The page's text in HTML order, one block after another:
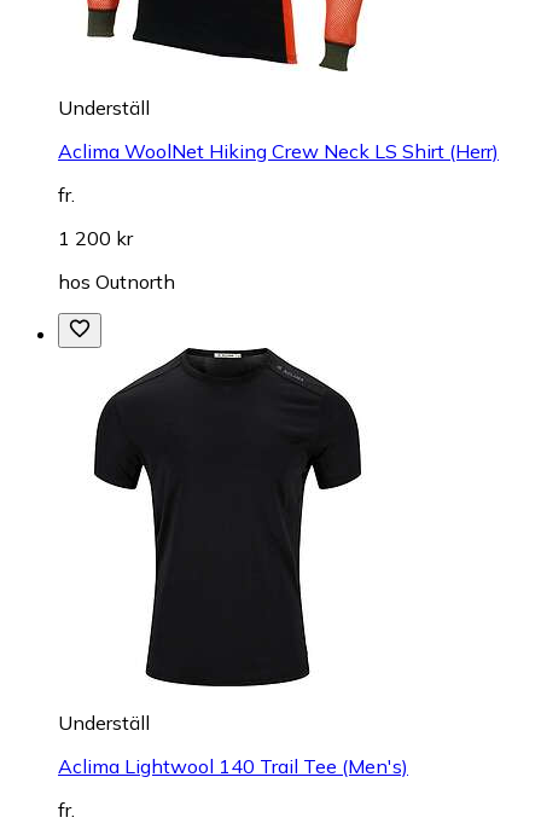
Underställ
Aclima WoolNet Hiking Crew Neck LS Shirt (Herr)
fr.
1 200 kr
hos Outnorth
Underställ
Aclima Lightwool 140 Trail Tee (Men's)
fr.